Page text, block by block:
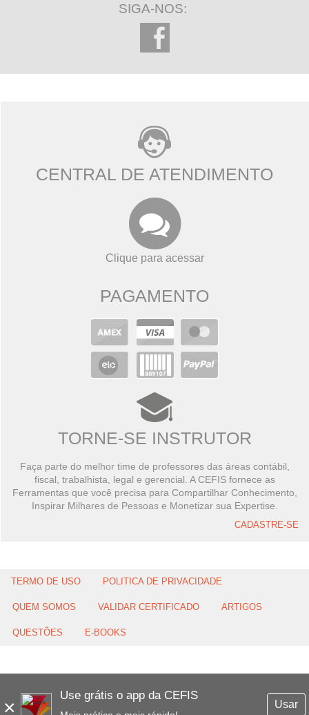
×
Use grátis o app da CEFIS
Usar
SIGA-NOS:
CENTRAL DE ATENDIMENTO
Clique para acessar
PAGAMENTO
TORNE-SE INSTRUTOR
Faça parte do melhor time de professores das áreas contábil,
fiscal, trabalhista, legal e gerencial. A CEFIS fornece as
Ferramentas que você precisa para Compartilhar Conhecimento,
Inspirar Milhares de Pessoas e Monetizar sua Expertise.
CADASTRE-SE
TERMO DE USO POLITICA DE PRIVACIDADE
QUEM SOMOS VALIDAR CERTIFICADO ARTIGOS
QUESTÕES E-BOOKS